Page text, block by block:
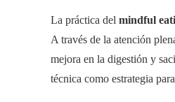
La práctica del mindful
A través de la atención
mejora en la digestión y
técnica como estrategia